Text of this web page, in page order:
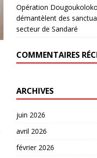
Opération
démantèlent des
secteur de Sandaré
COMMENTAIRES
ARCHIVES
juin 2026
avril 2026
février 2026